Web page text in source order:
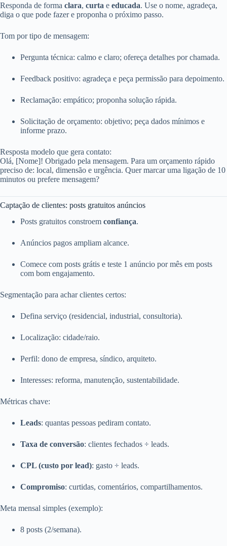
Responda de forma clara, curta e educada. Use o nome, agradeça,
diga o que pode fazer e proponha o próximo passo.
Tom por tipo de mensagem:
Pergunta técnica: calmo e claro; ofereça detalhes por chamada.
Feedback positivo: agradeça e peça permissão para depoimento.
Reclamação: empático; proponha solução rápida.
Solicitação de orçamento: objetivo; peça dados mínimos e
informe prazo.
Resposta modelo que gera contato:
Olá, [Nome]! Obrigado pela mensagem. Para um orçamento rápido
preciso de: local, dimensão e urgência. Quer marcar uma ligação de 10
minutos ou prefere mensagem?
Captação de clientes: posts gratuitos anúncios
Posts gratuitos constroem confiança.
Anúncios pagos ampliam alcance.
Comece com posts grátis e teste 1 anúncio por mês em posts
com bom engajamento.
Segmentação para achar clientes certos:
Defina serviço (residencial, industrial, consultoria).
Localização: cidade/raio.
Perfil: dono de empresa, síndico, arquiteto.
Interesses: reforma, manutenção, sustentabilidade.
Métricas chave:
Leads: quantas pessoas pediram contato.
Taxa de conversão: clientes fechados ÷ leads.
CPL (custo por lead): gasto ÷ leads.
Compromiso: curtidas, comentários, compartilhamentos.
Meta mensal simples (exemplo):
8 posts (2/semana).